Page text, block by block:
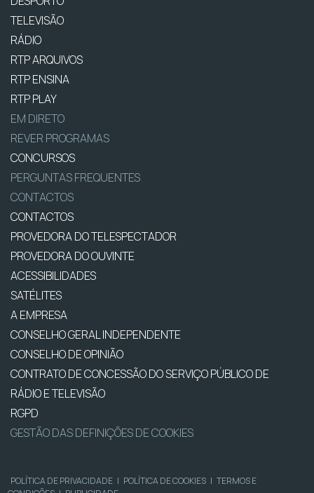
TELEVISÃO
RÁDIO
RTP ARQUIVOS
RTP ENSINA
RTP PLAY
EM DIRETO
REVER PROGRAMAS
CONCURSOS
PERGUNTAS FREQUENTES
CONTACTOS
CONTACTOS
PROVEDORA DO TELESPECTADOR
PROVEDORA DO OUVINTE
ACESSIBILIDADES
SATÉLITES
A EMPRESA
CONSELHO GERAL INDEPENDENTE
CONSELHO DE OPINIÃO
CONTRATO DE CONCESSÃO DO SERVIÇO PÚBLICO DE
RÁDIO E TELEVISÃO
RGPD
GESTÃO DAS DEFINIÇÕES DE COOKIES
POLÍTICA DE PRIVACIDADE | POLÍTICA DE COOKIES | TERMOS E